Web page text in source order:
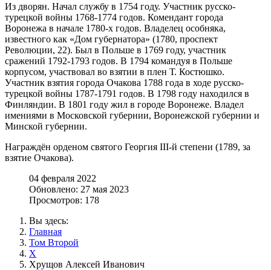
Из дворян. Начал службу в 1754 году. Участник русско-
турецкой войны 1768-1774 годов. Комендант города
Воронежа в начале 1780-х годов. Владелец особняка,
известного как «Дом губернатора» (1780, проспект
Революции, 22). Был в Польше в 1769 году, участник
сражений 1792-1793 годов. В 1794 командуя в Польше
корпусом, участвовал во взятии в плен Т. Костюшко.
Участник взятия города Очакова 1788 года в ходе русско-
турецкой войны 1787-1791 годов. В 1798 году находился в
Финляндии. В 1801 году жил в городе Воронеже. Владел
имениями в Московской губернии, Воронежской губернии и
Минской губернии.
Награждён орденом святого Георгия III-й степени (1789, за
взятие Очакова).
04 февраля 2022
Обновлено: 27 мая 2023
Просмотров: 178
Вы здесь:
Главная
Том Второй
Х
Хрущов Алексей Иванович